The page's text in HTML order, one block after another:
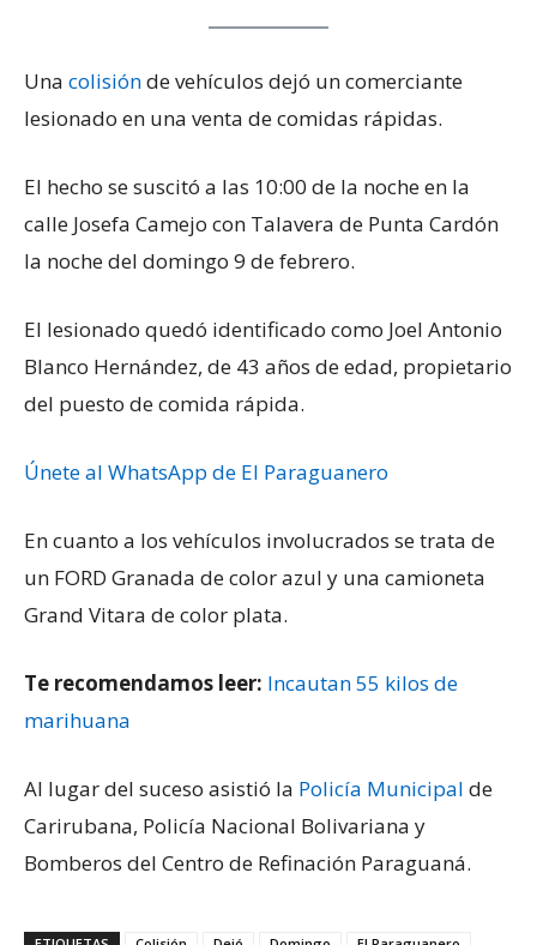
Una colisiónde vehículos dejó un comerciante
lesionado en una venta de comidas rápidas.
El hecho se suscitó a las 10:00 de la noche en la
calle Josefa Camejo con Talavera de Punta Cardón
la noche del domingo 9 de febrero.
El lesionado quedó identificado como Joel Antonio
Blanco Hernández, de 43 años de edad, propietario
del puesto de comida rápida.
Únete al WhatsApp de El Paraguanero
En cuanto a los vehículos involucrados se trata de
un FORD Granada de color azul y una camioneta
Grand Vitara de color plata.
Te recomendamos leer: Incautan 55 kilos de
marihuana
Al lugar del suceso asistió la Policía Municipal de
Carirubana, Policía Nacional Bolivariana y
Bomberos del Centro de Refinación Paraguaná.